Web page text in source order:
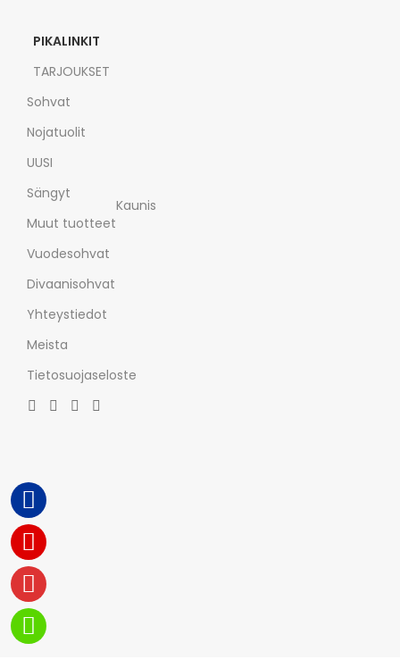
PIKALINKIT
TARJOUKSET
Sohvat
Nojatuolit
UUSI
Sängyt
Muut tuotteet
Kaunis
Vuodesohvat
Divaanisohvat
Yhteystiedot
Meista
Tietosuojaseloste